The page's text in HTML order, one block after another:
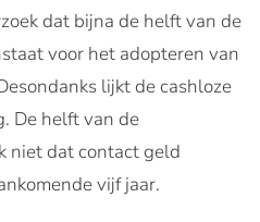
dat bijna de helft van de
voor het adopteren van
lijkt de cashloze
De helft van de
niet dat contact geld
vijf jaar.